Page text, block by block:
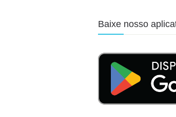
Baixe nosso